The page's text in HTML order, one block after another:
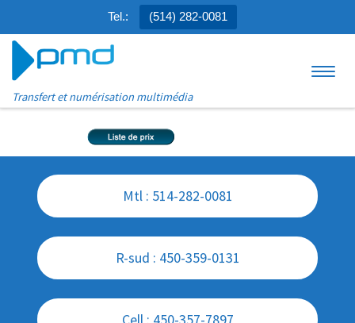
Tel.: (514) 282-0081
Transfert et numérisation multimédia
Mtl : 514-282-0081
R-sud : 450-359-0131
Cell : 450-357-7897